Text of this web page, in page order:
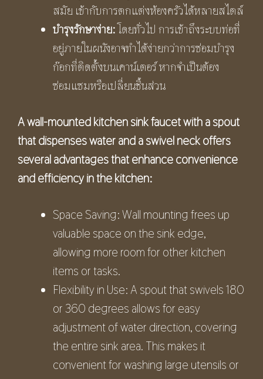
สมัย เข้ากับการตกแต่งห้องครัวได้หลายสไตล์
บำรุงรักษาง่าย:โดยทั่วไป การเข้าถึงระบบท่อที่
อยู่ภายในผนังอาจทำได้ง่ายกว่าการซ่อมบำรุง
ก๊อกที่ติดตั้งบนเคาน์เตอร์ หากจำเป็นต้อง
ซ่อมแซมหรือเปลี่ยนชิ้นส่วน
A wall-mounted kitchen sink faucet with a spout
that dispenses water and a swivel neck offers
several advantages that enhance convenience
and efficiency in the kitchen:
Space Saving: Wall mounting frees up
valuable space on the sink edge,
allowing more room for other kitchen
items or tasks.
Flexibility in Use: A spout that swivels 180
or 360 degrees allows for easy
adjustment of water direction, covering
the entire sink area. This makes it
convenient for washing large utensils or